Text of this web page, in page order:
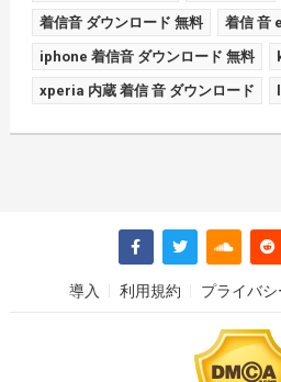
着信音 ダウンロード 無料 着信 音
iphone 着信音 ダウンロード 無料
xperia 内蔵 着信 音 ダウンロード
導入 利用規約 プライバ